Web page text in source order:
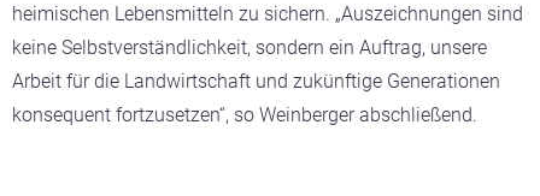
heimischen Lebensmitteln zu sichern. „Auszeichnungen sind
keine Selbstverständlichkeit, sondern ein Auftrag, unsere
Arbeit für die Landwirtschaft und zukünftige Generationen
konsequent fortzusetzen“, so Weinberger abschließend.